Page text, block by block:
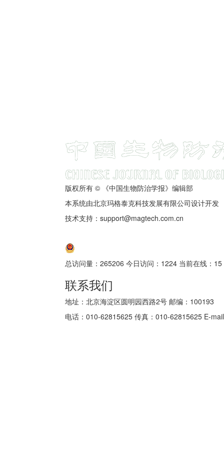
版权所有 © 《中国生物防治学报》编辑部
本系统由北京玛格泰克科技发展有限公司设计开发
技术支持：support@magtech.com.cn
总访问量： 265206 今日访问： 1224 当前在线： 15
联系我们
地址：北京海淀区圆明园西路2号 邮编：100193
电话：010-62815625 传真：010-62815625 E-